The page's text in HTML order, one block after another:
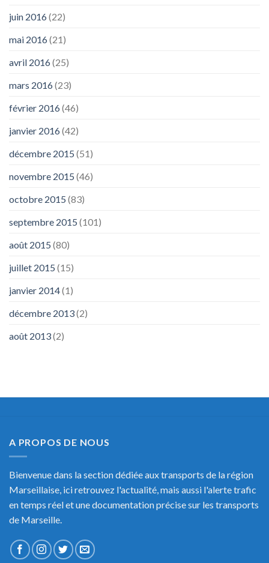
juin 2016(22)
mai 2016(21)
avril 2016(25)
mars 2016(23)
février 2016(46)
janvier 2016(42)
décembre 2015 (51)
novembre 2015 (46)
octobre 2015 (83)
septembre 2015 (101)
août 2015 (80)
juillet 2015 (15)
janvier 2014(1)
décembre 2013(2)
août 2013(2)
A PROPOS DE NOUS
Bienvenue dans la section dédiée aux transports de la région
Marseillaise, ici retrouvez l'actualité, mais aussi l'alerte trafic
en temps réel et une documentation précise sur les transports
de Marseille.